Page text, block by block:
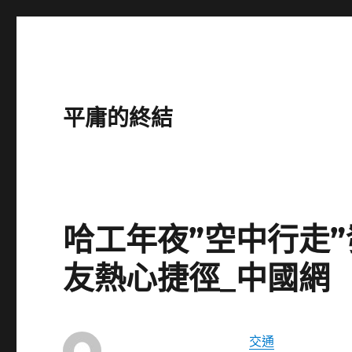
平庸的終結
哈工年夜”空中行走
友熱心捷徑_中國網
交通